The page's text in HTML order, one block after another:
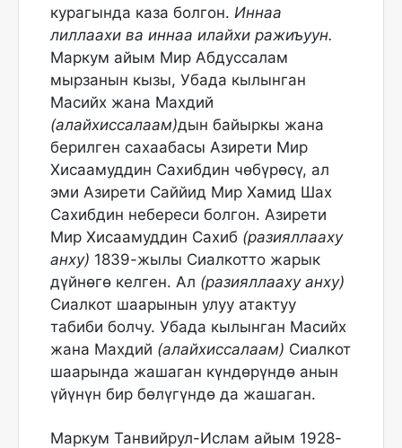
курагында каза болгон. Иннаа
лиллаахи ва иннаа илайхи ражиъуун.
Маркум айым Мир Абдуссалам
мырзанын кызы, Убада кылынган
Масийх жана Махдий
(алайхиссалаам)дын байыркы жана
берилген сахаабасы Азирети Мир
Хисаамуддин Сахибдин чөбүрөсү, ал
эми Азирети Саййид Мир Хамид Шах
Сахибдин небереси болгон. Азирети
Мир Хисаамуддин Сахиб (разияллааху
анху) 1839-жылы Сиалкотто жарык
дүйнөгө келген. Ал (разияллааху анху)
Сиалкот шаарынын улуу атактуу
табиби болчу. Убада кылынган Масийх
жана Махдий (алайхиссалаам) Сиалкот
шаарында жашаган күндөрүндө анын
үйүнүн бир бөлүгүндө да жашаган.
Маркум Танвийрул-Ислам айым 1928-